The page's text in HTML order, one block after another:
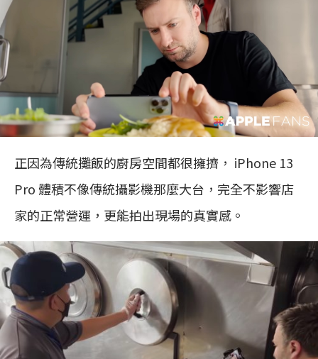
正因為傳統攤飯的廚房空間都很擁擠， iPhone 13
Pro 體積不像傳統攝影機那麼大台，完全不影響店
家的正常營運，更能拍出現場的真實感。